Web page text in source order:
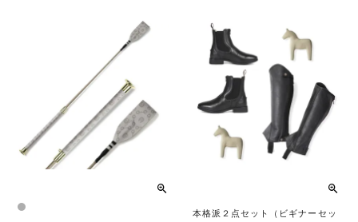
本格派２点セット（ビギナーセッ